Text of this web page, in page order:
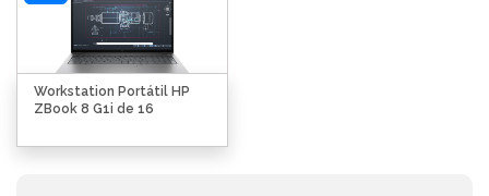
Workstation Portátil HP
ZBook 8 G1i de 16